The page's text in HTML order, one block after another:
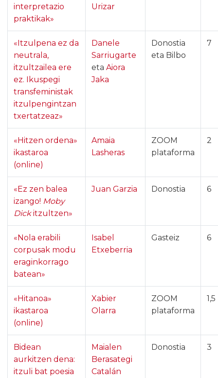
interpretazio
praktikak»
Urizar
«Itzulpena ez da
neutrala,
itzultzailea ere
ez. Ikuspegi
transfeministak
itzulpengintzan
txertatzeaz»
Danele
Sarriugarte
eta Aiora
Jaka
Donostia
eta Bilbo
7
«Hitzen ordena»
ikastaroa
(online)
Amaia
Lasheras
ZOOM
plataforma
2
«Ez zen balea
izango! Moby
Dickitzultzen»
Juan Garzia Donostia 6
«Nola erabili
corpusak modu
eraginkorrago
batean»
Isabel
Etxeberria
Gasteiz 6
«Hitanoa»
ikastaroa
(online)
Xabier
Olarra
ZOOM
plataforma
1,5
Bidean
aurkitzen dena:
itzuli bat poesia
Maialen
Berasategi
Catalán
Donostia 3